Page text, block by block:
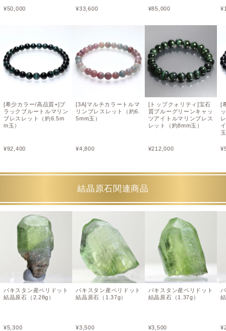
¥50,000
[希少カラー/高品質+]ブ
ラックブルートルマリン
ブレスレット（約6.5m
m玉）
¥92,400
¥33,600
[3A]マルチカラートルマ
リンブレスレット（約6.
5mm玉）
¥4,800
¥85,000
[トップクォリティ]宝石
質ブルーグリーンキャッ
ツアイトルマリンブレス
レット（約8mm玉）
¥212,000
¥
[
¥
結晶原石関連商品
パキスタン産ペリドット
結晶原石（2.28g）
¥5,300
パキスタン産ペリドット
結晶原石（1.37g）
¥3,500
パキスタン産ペリドット
結晶原石（1.37g）
¥3,500 ¥